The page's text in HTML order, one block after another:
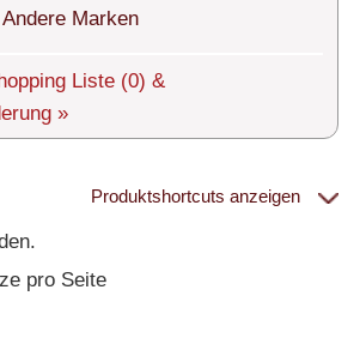
Andere Marken
Liste (0) &
»
Produktshortcuts anzeigen
pro Seite